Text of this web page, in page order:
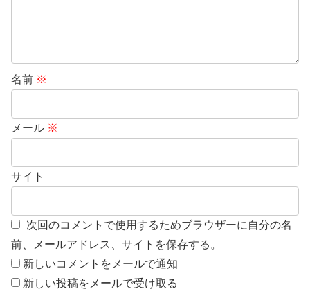
名前 ※
メール ※
サイト
次回のコメントで使用するためブラウザーに自分の名
前、メールアドレス、サイトを保存する。
新しいコメントをメールで通知
新しい投稿をメールで受け取る